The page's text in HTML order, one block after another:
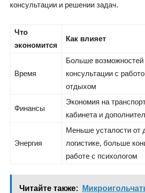
консультации и решении задач.
Что
экономится
Как влияет
Время
Больше
консультации с
отдыхом
Финансы
Экономия на
кабинета и
Энергия
Меньше усталости от
логистике, больше
работе с психологом
Читайте также: